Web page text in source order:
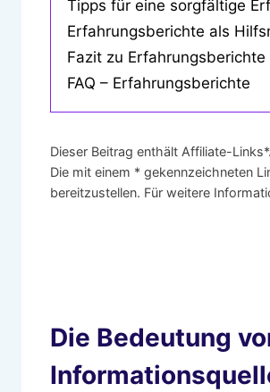
Tipps für eine sorgfältige
Erfahrungsberichte als
Fazit zu Erfahrungsberichte
FAQ – Erfahrungsberichte
Dieser Beitrag enthält Affiliate-
Die mit einem * gekennzeichneten
bereitzustellen. Für weitere
Die Bedeutung